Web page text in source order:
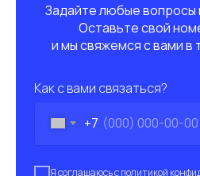
Задайте любые вопросы
Оставьте свой
и мы свяжемся с вами в
Как с вами связаться?
+7
Ясоглашаюсьсполитикой